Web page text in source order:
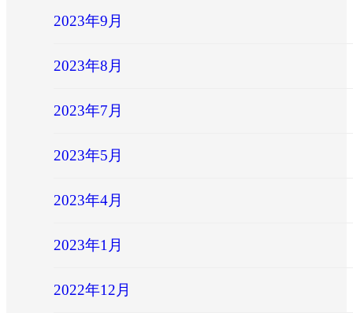
2023年9月
2023年8月
2023年7月
2023年5月
2023年4月
2023年1月
2022年12月